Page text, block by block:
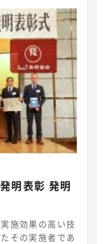
えに共同研究
サポート、なら
により不自由な
を励みにして、
もに、一人でも
ような社会にな
道室蘭市水元
ュータ科学セン
しました。
、2013年、同財
進の機会を与
賞は、教育、科
福祉、社会福
健康、平和など
いる優秀な女性
性
の知能化」に
究を進めていく
晴らしい賞を頂
国際ソロプチミ
に深く感謝申し
して頂いている
地域の皆様およ
明表彰 発明
施効果の高い技
その実施者であ